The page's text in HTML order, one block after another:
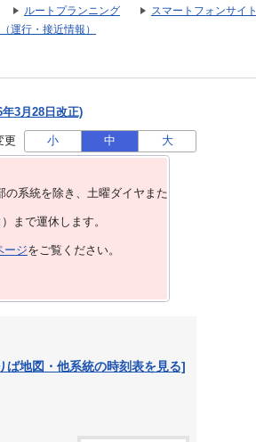
ルートプランニング
スマートフォンサイト
運行・接近情報）
年3月28日改正)
更 小 中 大
系統を除き、⼟曜ダイヤまた
まで運休します。
ージをご覧ください。
ば地図・他系統の時刻表を見る]